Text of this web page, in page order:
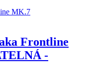
Frontline
-